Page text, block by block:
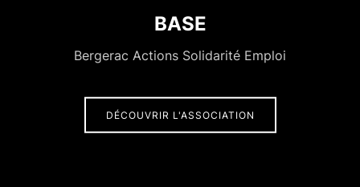
BASE
Bergerac Actions Solidarité Emploi
DÉCOUVRIR L'ASSOCIATION